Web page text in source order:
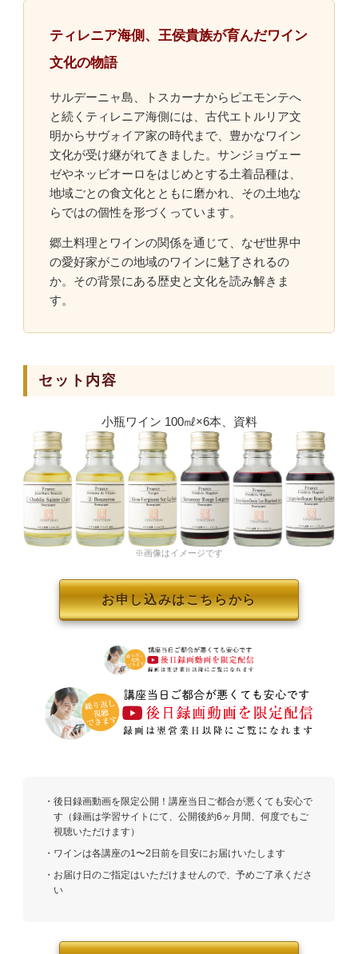
ティレニア海側、王侯貴族が育んだワイン
文化の物語
サルデーニャ島、トスカーナからピエモンテへ
と続くティレニア海側には、古代エトルリア文
明からサヴォイア家の時代まで、豊かなワイン
文化が受け継がれてきました。サンジョヴェー
ゼやネッビオーロをはじめとする土着品種は、
地域ごとの食文化とともに磨かれ、その土地な
らではの個性を形づくっています。
郷土料理とワインの関係を通じて、なぜ世界中
の愛好家がこの地域のワインに魅了されるの
か。その背景にある歴史と文化を読み解きま
す。
セット内容
小瓶ワイン 100㎖×6本、資料
※画像はイメージです
お申し込みはこちらから
後日録画動画を限定公開！講座当日ご都合が悪くても安心で
す（録画は学習サイトにて、公開後約6ヶ月間、何度でもご
視聴いただけます）
ワインは各講座の1〜2日前を目安にお届けいたします
お届け日のご指定はいただけませんので、予めご了承くださ
い